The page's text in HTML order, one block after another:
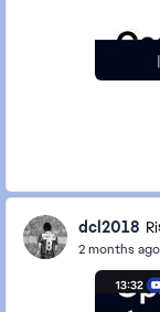
dcl2018
2 months ago